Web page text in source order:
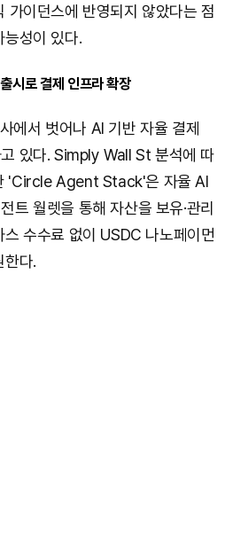
가이던스에 반영되지 않았다는 점
능성이 있다.
시로 결제 인프라 확장
에서 벗어나 AI 기반 자율 결제
있다. Simply Wall St 분석에 따
'Circle Agent Stack'은 자율 AI
트 월렛을 통해 자산을 보유·관리
수수료 없이 USDC 나노페이먼
한다.